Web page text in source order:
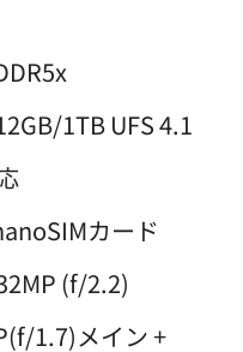
1TB UFS 4.1
カード
(f/2.2)
1.7)メイン +